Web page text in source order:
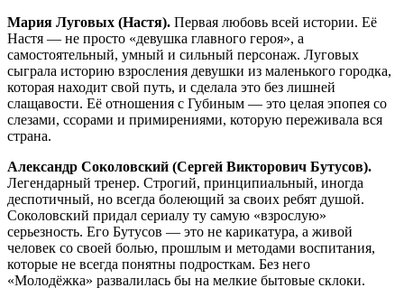
Мария Луговых (Настя). Первая любовь всей истории. Её
Настя — не просто «девушка главного героя», а
самостоятельный, умный и сильный персонаж. Луговых
сыграла историю взросления девушки из маленького городка,
которая находит свой путь, и сделала это без лишней
слащавости. Её отношения с Губиным — это целая эпопея со
слезами, ссорами и примирениями, которую переживала вся
страна.
Александр Соколовский (Сергей Викторович Бутусов).
Легендарный тренер. Строгий, принципиальный, иногда
деспотичный, но всегда болеющий за своих ребят душой.
Соколовский придал сериалу ту самую «взрослую»
серьезность. Его Бутусов — это не карикатура, а живой
человек со своей болью, прошлым и методами воспитания,
которые не всегда понятны подросткам. Без него
«Молодёжка» развалилась бы на мелкие бытовые склоки.